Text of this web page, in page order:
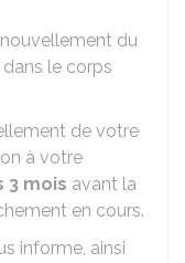
du
le corps
de votre
à votre
3 mois avant la
en cours.
informe, ainsi